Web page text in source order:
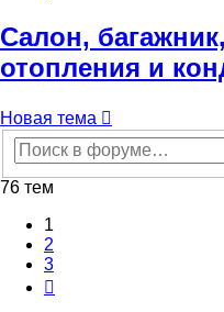
Салон,
отопления и
Новая тема
76 тем
1
2
3